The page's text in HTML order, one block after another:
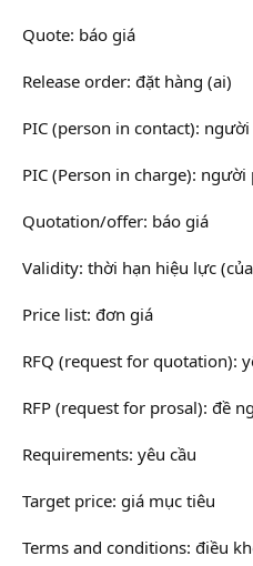
Quote: báo giá
Release order: đặt hàng (ai)
PIC (person in contact):
PIC (Person in charge): người
Quotation/offer: báo giá
Validity: thời hạn hiệu lực
Price list: đơn giá
RFQ (request for quotation):
RFP (request for prosal): đề
Requirements: yêu cầu
Target price: giá mục tiêu
Terms and conditions: điều